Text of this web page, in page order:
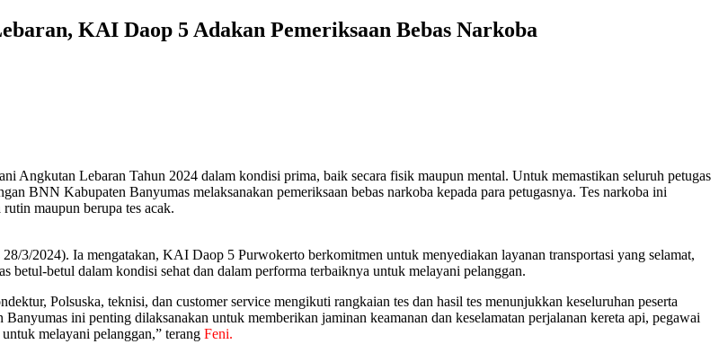
KAI Daop 5 Adakan Pemeriksaan Bebas Narkoba
Angkutan Lebaran Tahun 2024 dalam kondisi prima, baik secara fisik maupun mental. Untuk memastikan seluruh petugas
BNN Kabupaten Banyumas melaksanakan pemeriksaan bebas narkoba kepada para petugasnya. Tes narkoba ini
maupun berupa tes acak.
3/2024). Ia mengatakan, KAI Daop 5 Purwokerto berkomitmen untuk menyediakan layanan transportasi yang selamat,
betul-betul dalam kondisi sehat dan dalam performa terbaiknya untuk melayani pelanggan.
Polsuska, teknisi, dan customer service mengikuti rangkaian tes dan hasil tes menunjukkan keseluruhan peserta
ini penting dilaksanakan untuk memberikan jaminan keamanan dan keselamatan perjalanan kereta api, pegawai
melayani pelanggan,” terang Feni.